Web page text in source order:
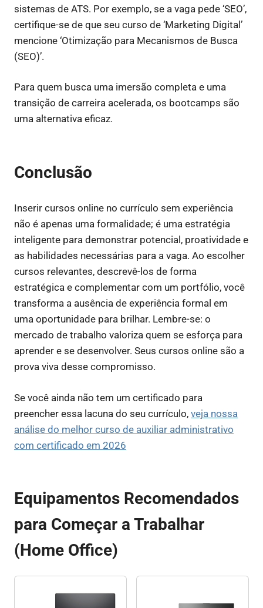
sistemas de ATS. Por exemplo, se a vaga pede ‘SEO’,
certifique-se de que seu curso de ‘Marketing Digital’
mencione ‘Otimização para Mecanismos de Busca
(SEO)’.
Para quem busca uma imersão completa e uma
transição de carreira acelerada, os bootcamps são
uma alternativa eficaz.
Conclusão
Inserir cursos online no currículo sem experiência
não é apenas uma formalidade; é uma estratégia
inteligente para demonstrar potencial, proatividade e
as habilidades necessárias para a vaga. Ao escolher
cursos relevantes, descrevê-los de forma
estratégica e complementar com um portfólio, você
transforma a ausência de experiência formal em
uma oportunidade para brilhar. Lembre-se: o
mercado de trabalho valoriza quem se esforça para
aprender e se desenvolver. Seus cursos online são a
prova viva desse compromisso.
Se você ainda não tem um certificado para
preencher essa lacuna do seu currículo, veja nossa
análise do melhor curso de auxiliar administrativo
com certificado em 2026
Equipamentos Recomendados
para Começar a Trabalhar
(Home Office)